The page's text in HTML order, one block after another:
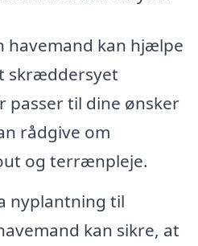
havemand kan hjælpe
skræddersyet
passer til dine ønsker
rådgive om
og terrænpleje.
nyplantning til
kan sikre, at